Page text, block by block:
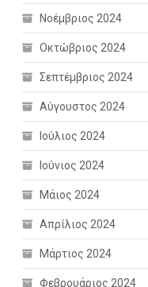
Νοέμβριος 2024
Οκτώβριος 2024
Σεπτέμβριος 2024
Αύγουστος 2024
Ιούλιος 2024
Ιούνιος 2024
Μάιος 2024
Απρίλιος 2024
Μάρτιος 2024
Φεβρουάριος 2024